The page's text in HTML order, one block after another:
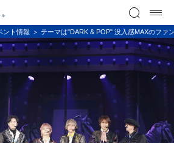
ント情報 テーマは"DARK & POP" 没入感MAXのファ